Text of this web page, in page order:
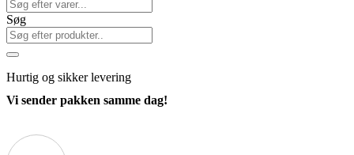
Søg
Hurtig og sikker levering
Vi sender pakken samme dag!